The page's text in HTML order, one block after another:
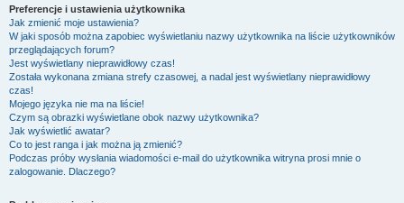
Preferencje i ustawienia użytkownika
Jak zmienić moje ustawienia?
W jaki sposób można zapobiec wyświetlaniu nazwy użytkownika na liście użytkowników
przeglądających forum?
Jest wyświetlany nieprawidłowy czas!
Została wykonana zmiana strefy czasowej, a nadal jest wyświetlany nieprawidłowy
czas!
Mojego języka nie ma na liście!
Czym są obrazki wyświetlane obok nazwy użytkownika?
Jak wyświetlić awatar?
Co to jest ranga i jak można ją zmienić?
Podczas próby wysłania wiadomości e-mail do użytkownika witryna prosi mnie o
zalogowanie. Dlaczego?